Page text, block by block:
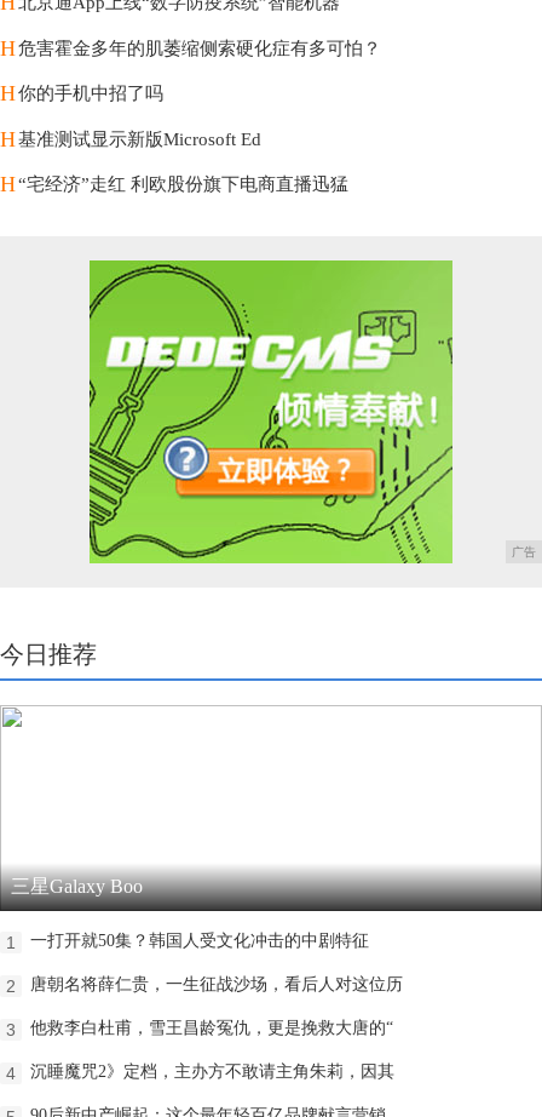
H危害霍金多年的肌萎缩侧索硬化症有多可怕？
H你的手机中招了吗
H基准测试显示新版Microsoft Ed
H“宅经济”走红 利欧股份旗下电商直播迅猛
广告
今日推荐
三星Galaxy Boo
1 一打开就50集？韩国人受文化冲击的中剧特征
2 唐朝名将薛仁贵，一生征战沙场，看后人对这位历
3 他救李白杜甫，雪王昌龄冤仇，更是挽救大唐的“
4 沉睡魔咒2》定档，主办方不敢请主角朱莉，因其